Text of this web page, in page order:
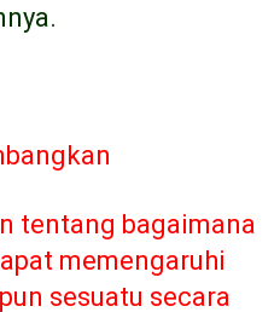
tentang bagaimana
memengaruhi
sesuatu secara